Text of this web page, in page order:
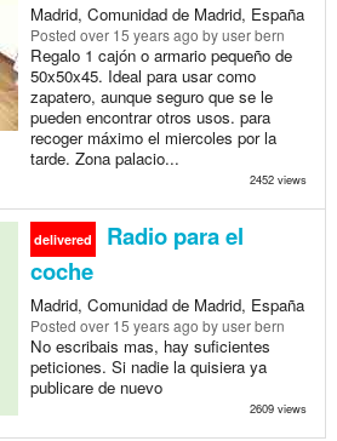
Madrid, Comunidad de Madrid, España
Posted over 15 years ago by user bern
Regalo 1 cajón o armario pequeño de
50x50x45. Ideal para usar como
zapatero, aunque seguro que se le
pueden encontrar otros usos. para
recoger máximo el miercoles por la
tarde. Zona palacio...
2452 views
delivered
Radio para el
coche
Madrid, Comunidad de Madrid, España
Posted over 15 years ago by user bern
No escribais mas, hay suficientes
peticiones. Si nadie la quisiera ya
publicare de nuevo
2609 views